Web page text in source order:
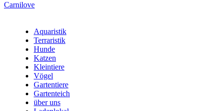
Carnilove
Aquaristik
Terraristik
Hunde
Katzen
Kleintiere
Vögel
Gartentiere
Gartenteich
über uns